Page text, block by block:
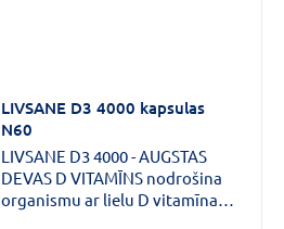
LIVSANE D3 4000 kapsulas
N60
LIVSANE D3 4000 - AUGSTAS
DEVAS D VITAMĪNS nodrošina
organismu ar lielu D vitamīna